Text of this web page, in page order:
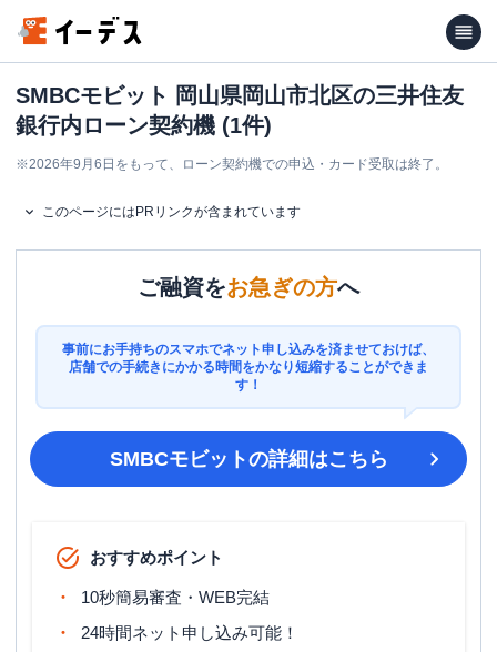
SMBCモビット 岡山県岡山市北区の三井住友
銀行内ローン契約機 (1件)
※2026年9月6日をもって、ローン契約機での申込・カード受取は終了。
このページにはPRリンクが含まれています
ご融資をお急ぎの方へ
事前にお手持ちのスマホでネット申し込みを済ませておけば、
店舗での手続きにかかる時間をかなり短縮することができま
す！
SMBCモビットの詳細はこちら
おすすめポイント
10秒簡易審査・WEB完結
24時間ネット申し込み可能！